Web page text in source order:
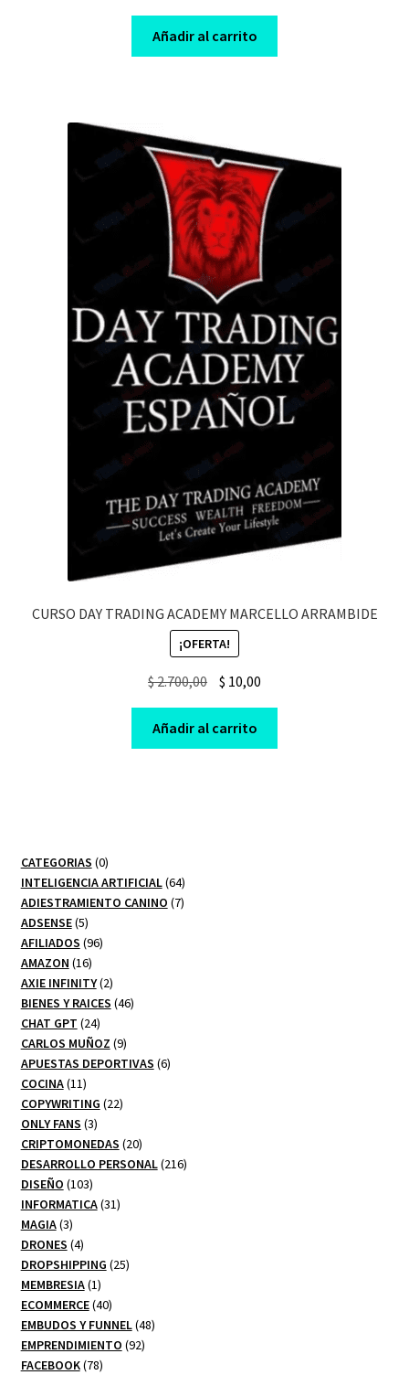
price
was:
$ 2.400,00.
price
$ 10,00.
Añadir al carrito
CURSO DAY TRADING ACADEMY MARCELLO ARRAMBIDE
¡OFERTA!
$2.700,00
Original
was:
$ 2.700,00.
$ 10,00Current
$ 10,00.
Añadir al carrito
CATEGORIAS 00
productos
INTELIGENCIA ARTIFICIAL 6464
productos
ADIESTRAMIENTO CANINO 77
ADSENSE 55
productos
AFILIADOS 9696
AMAZON 1616
productos
AXIE INFINITY 22
productos
BIENES Y RAICES 4646
CHAT GPT 2424
productos
CARLOS MUÑOZ 99
productos
APUESTAS DEPORTIVAS 66
COCINA 1111
productos
COPYWRITING 2222
ONLY FANS 33
productos
CRIPTOMONEDAS 2020
productos
DESARROLLO PERSONAL 216216
DISEÑO 103103
productos
INFORMATICA 3131
MAGIA 33
productos
DRONES 44
productos
DROPSHIPPING 2525
MEMBRESIA 11
producto
ECOMMERCE 4040
productos
EMBUDOS Y FUNNEL 4848
EMPRENDIMIENTO 9292
FACEBOOK 7878